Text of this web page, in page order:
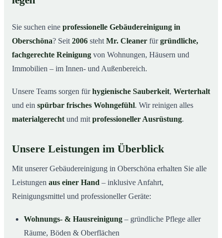
04So läuft die Gebäudereinigung ab
Typische Anlässe für eine Gebäudereinigung
Gebäudereinigung in Oberschöna – Profis im Einsatz
Sie suchen eine professionelle Gebäudereinigung in
Oberschöna? Seit 2006 steht Mr. Cleaner fürgründliche,
fachgerechte Reinigung von Wohnungen, Häusern und
Immobilien – im Innen- und Außenbereich.
Unsere Teams sorgen fürhygienische Sauberkeit, Werterhalt
und ein spürbar frisches Wohngefühl. Wir reinigen alles
materialgerecht und mit professioneller Ausrüstung.
Unsere Leistungen im Überblick
Mit unserer Gebäudereinigung in Oberschöna erhalten Sie alle
Leistungen aus einer Hand – inklusive Anfahrt,
Reinigungsmittel und professioneller Geräte:
Wohnungs- & Hausreinigung – gründliche Pflege aller
Räume, Böden & Oberflächen